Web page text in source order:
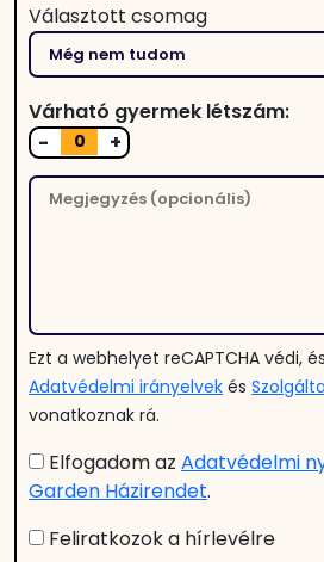
Választott csomag
Várható gyermek létszám:
-
+
Ezt a webhelyet reCAPTCHA védi,
Adatvédelmi irányelvek és
vonatkoznak rá.
Elfogadom az Adatvédelmi
Garden Házirendet.
Feliratkozok a hírlevélre